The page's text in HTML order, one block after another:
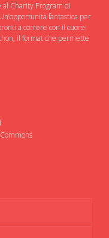
al Charity Program di
fantastica per
a correre con il cuore!
il format che permette